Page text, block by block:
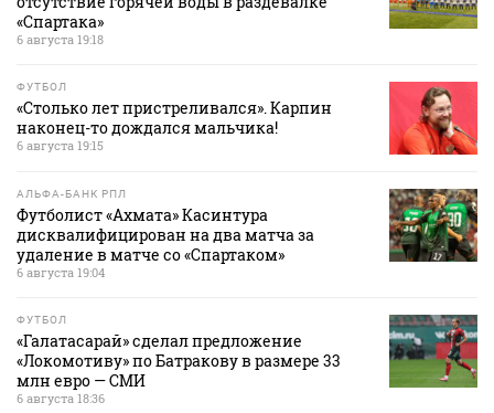
«Спартака»
6 августа 19:18
ФУТБОЛ
«Столько лет пристреливался». Карпин
наконец-то дождался мальчика!
6 августа 19:15
АЛЬФА-БАНК РПЛ
Футболист «Ахмата» Касинтура
дисквалифицирован на два матча за
удаление в матче со «Спартаком»
6 августа 19:04
ФУТБОЛ
«Галатасарай» сделал предложение
«Локомотиву» по Батракову в размере 33
млн евро — СМИ
6 августа 18:36